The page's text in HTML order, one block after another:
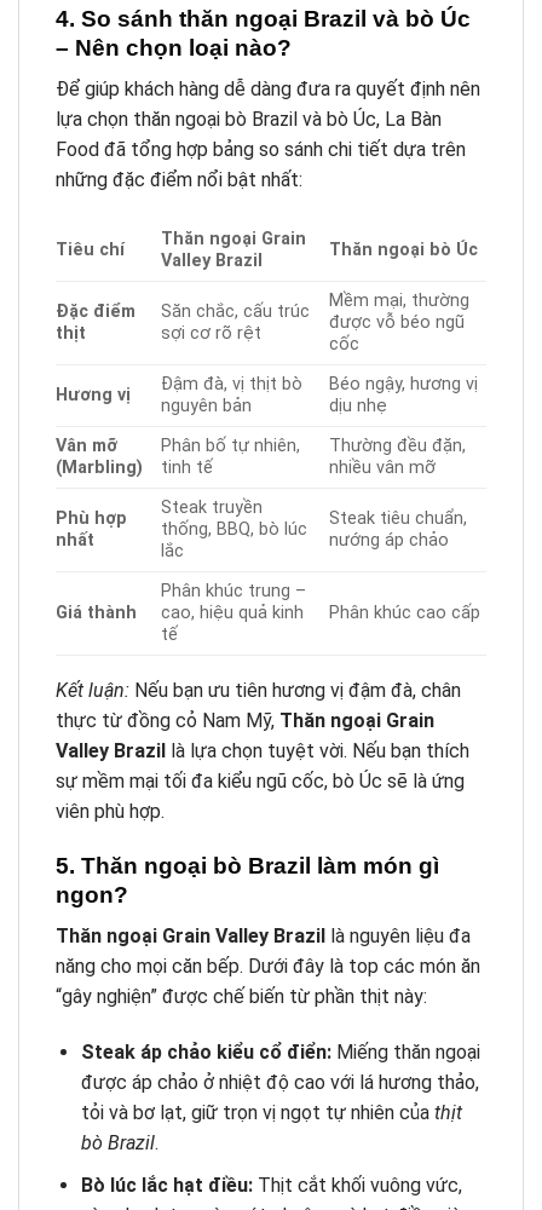
4. So sánh thăn ngoại Brazil và bò Úc
– Nên chọn loại nào?
Để giúp khách hàng dễ dàng đưa ra quyết định nên
lựa chọn thăn ngoại bò Brazil và bò Úc, La Bàn
Food đã tổng hợp bảng so sánh chi tiết dựa trên
những đặc điểm nổi bật nhất:
Tiêu chí
Thăn ngoại Grain
Valley Brazil
Thăn ngoại bò Úc
Đặc điểm
thịt
Săn chắc, cấu trúc
sợi cơ rõ rệt
Mềm mại, thường
được vỗ béo ngũ
cốc
Hương vị
Đậm đà, vị thịt bò
nguyên bản
Béo ngậy, hương vị
dịu nhẹ
Vân mỡ
(Marbling)
Phân bố tự nhiên,
tinh tế
Thường đều đặn,
nhiều vân mỡ
Phù hợp
nhất
Steak truyền
thống, BBQ, bò lúc
lắc
Steak tiêu chuẩn,
nướng áp chảo
Giá thành
Phân khúc trung –
cao, hiệu quả kinh
tế
Phân khúc cao cấp
Kết luận: Nếu bạn ưu tiên hương vị đậm đà, chân
thực từ đồng cỏ Nam Mỹ, Thăn ngoại Grain
Valley Brazil là lựa chọn tuyệt vời. Nếu bạn thích
sự mềm mại tối đa kiểu ngũ cốc, bò Úc sẽ là ứng
viên phù hợp.
5. Thăn ngoại bò Brazil làm món gì
ngon?
Thăn ngoại Grain Valley Brazil
là nguyên liệu đa
năng cho mọi căn bếp. Dưới đây là top các món ăn
“gây nghiện” được chế biến từ phần thịt này:
Steak áp chảo kiểu cổ điển:Miếng thăn ngoại
được áp chảo ở nhiệt độ cao với lá hương thảo,
tỏi và bơ lạt, giữ trọn vị ngọt tự nhiên của thịt
bò Brazil.
Bò lúc lắc hạt điều:Thịt cắt khối vuông vức,